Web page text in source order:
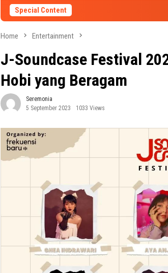
Special Content
Home Entertainment
J-Soundcase Festival
Hobi yang Beragam
Seremonia
5 September 2023
1033 Views